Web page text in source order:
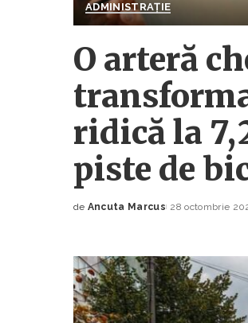
ADMINISTRAȚIE
O arteră
ridică la
piste de
de Ancuta Marcus 28 octombrie